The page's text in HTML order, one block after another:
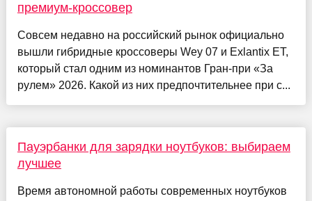
премиум-кроссовер
Совсем недавно на российский рынок официально
вышли гибридные кроссоверы Wey 07 и Exlantix ET,
который стал одним из номинантов Гран-при «За
рулем» 2026. Какой из них предпочтительнее при с...
Пауэрбанки для зарядки ноутбуков: выбираем
лучшее
Время автономной работы современных ноутбуков